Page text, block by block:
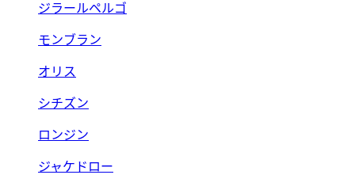
ジラールペルゴ
モンブラン
オリス
シチズン
ロンジン
ジャケドロー